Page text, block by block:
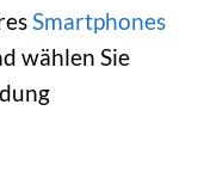
Smartphones
wählen Sie